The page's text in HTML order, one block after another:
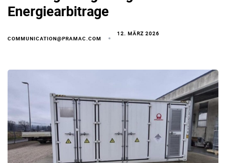
Energiearbitrage
COMMUNICATION@PRAMAC.COM
12. MÄRZ 2026